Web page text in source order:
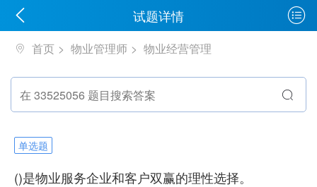
试题详情
首页 物业管理师 物业经营管理
单选题
()是物业服务企业和客户双赢的理性选择。